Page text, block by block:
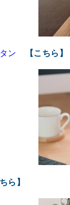
ン 【こちら】
ら】